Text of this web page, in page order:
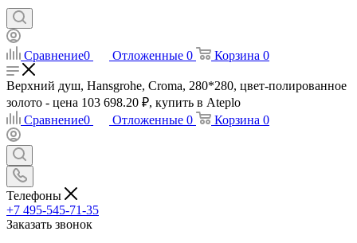
Сравнение0 Отложенные 0 Корзина 0
Верхний душ, Hansgrohe, Croma, 280*280, цвет-полированное
золото - цена 103 698.20 ₽, купить в Ateplo
Сравнение0 Отложенные 0 Корзина 0
Телефоны
+7 495-545-71-35
Заказать звонок